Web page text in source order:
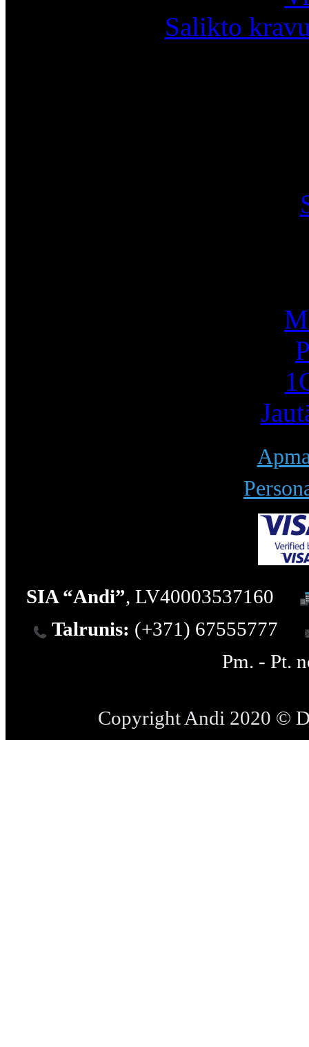
Salikto
SIA “Andi”, LV40003537160
Talrunis: (+371) 67555777
Pm. - Pt.
Copyright Andi 2020 ©